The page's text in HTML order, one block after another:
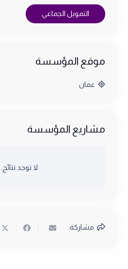
التمويل الجماعي
موقع المؤسسة
عمان
مشاريع المؤسسة
لا توجد نتائج.
مشاركة: